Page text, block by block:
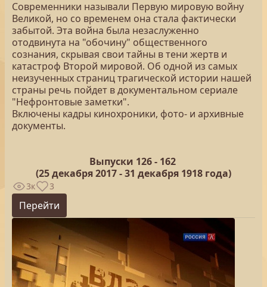
Современники называли Первую мировую войну
Великой, но со временем она стала фактически
забытой. Эта война была незаслуженно
отодвинута на "обочину" общественного
сознания, скрывая свои тайны в тени жертв и
катастроф Второй мировой. Об одной из самых
неизученных страниц трагической истории нашей
страны речь пойдет в документальном сериале
"Нефронтовые заметки".
Включены кадры кинохроники, фото- и архивные
документы.
Выпуски 126 - 162
(25декабря 2017 - 31 декабря 1918 года)
3к 3
Перейти